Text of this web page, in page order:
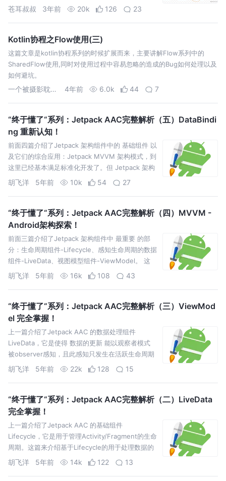
来比较费劲，不是说写得有问题，只是看起来比较
苍耳叔叔 3年前 20k 126 23
Kotlin协程之Flow使用(三)
这篇文章是kotlin协程系列的时候扩展而来，主要讲解Flow系列中的
SharedFlow使用,同时对使用过程中容易忽略的造成的Bug如何处理以及
如何避坑。
一个被摄影耽误的程序猿 4年前 6.0k 44 7
“终于懂了“系列：Jetpack AAC完整解析（五）DataBindi
ng 重新认知！
前面四篇介绍了Jetpack 架构组件中的 基础组件 以
及它们的综合应用：Jetpack MVVM 架构模式，到
这里已经基本满足标准化开发了。但 Jetpack 架构
组件 除了 Lifecycle、LivaData、ViewModel，还
胡飞洋 5年前 10k 54 27
“终于懂了“系列：Jetpack AAC完整解析（四）MVVM -
Android架构探索！
前面三篇介绍了Jetpack 架构组件中 最重要 的部
分：生命周期组件-Lifecycle、感知生命周期的数据
组件-LiveData、视图模型组件-ViewModel。 这
篇，就来探索下目前android开发中 最优秀、讨论最
胡飞洋 5年前 16k 108 43
“终于懂了“系列：Jetpack AAC完整解析（三）ViewMod
el 完全掌握！
上一篇介绍了Jetpack AAC 的数据处理组件
LiveData，它是使得 数据的更新 能以观察者模式
被observer感知，且此感知只发生在活跃生命周期
状态。 这篇来介绍与LiveData搭配使用的视图模型
胡飞洋 5年前 22k 128 15
“终于懂了“系列：Jetpack AAC完整解析（二）LiveData
完全掌握！
上一篇介绍了Jetpack AAC 的基础组件
Lifecycle，它是用于管理Activity/Fragment的生命
周期。这篇来介绍基于Lifecycle的用于处理数据的
组件——LiveData。 LiveData是Jetpack AAC的重
胡飞洋 5年前 14k 122 13